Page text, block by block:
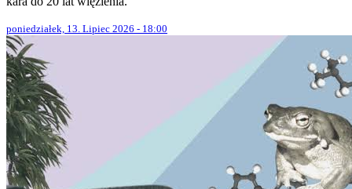
poniedziałek, 13. Lipiec 2026 - 18:00